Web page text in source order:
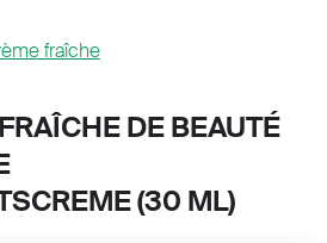
fraîche
DE BEAUTÉ
(30 ML)